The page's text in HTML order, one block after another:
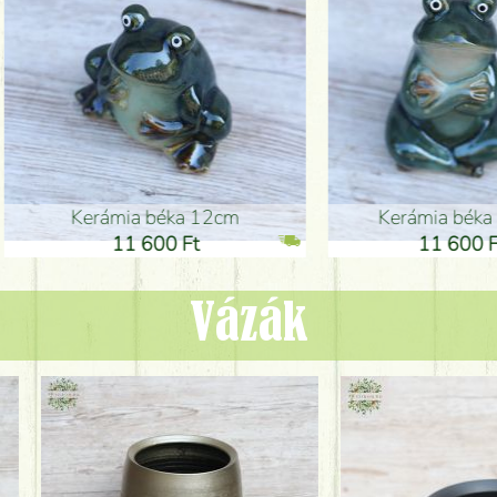
béka 12cm
600 Ft
Kerámia béka 12cm
11 600 Ft
Vázák